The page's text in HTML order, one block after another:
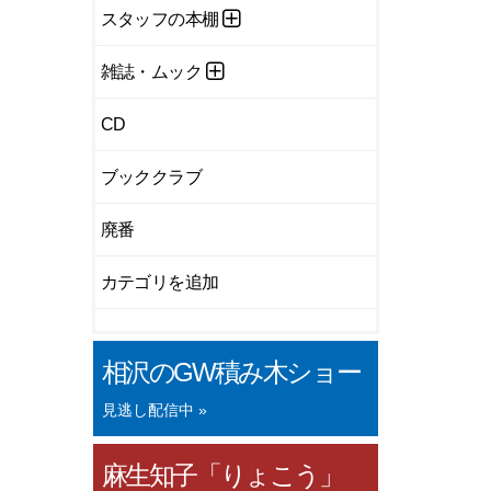
スタッフの本棚
雑誌・ムック
CD
ブッククラブ
廃番
カテゴリを追加
相沢のGW積み木ショー
見逃し配信中 »
麻生知子「りょこう」